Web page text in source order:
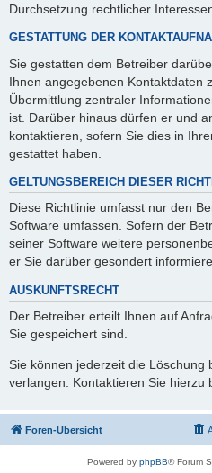
Durchsetzung rechtlicher
GESTATTUNG DER
Sie gestatten dem Betreiber
Ihnen angegebenen Kontaktdaten
Übermittlung zentraler
ist. Darüber hinaus dürfen er und
kontaktieren, sofern Sie dies in
gestattet haben.
GELTUNGSBEREICH DIESER
Diese Richtlinie umfasst nur den
Software umfassen. Sofern der
seiner Software weitere
er Sie darüber gesondert
AUSKUNFTSRECHT
Der Betreiber erteilt Ihnen auf
Sie gespeichert sind.
Sie können jederzeit die Löschung
verlangen. Kontaktieren Sie hierzu
Foren-Übersicht
Powered by phpBB® Forum